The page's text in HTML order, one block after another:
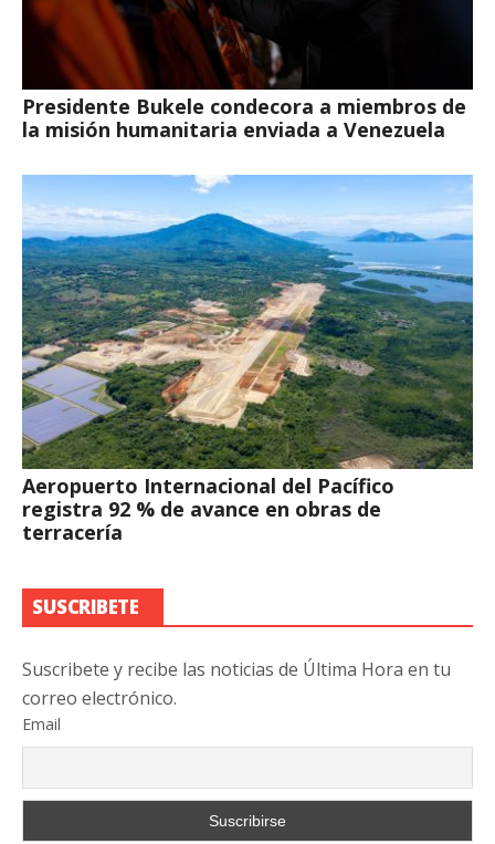
Presidente Bukele condecora a miembros de
la misión humanitaria enviada a Venezuela
Aeropuerto Internacional del Pacífico
registra 92 % de avance en obras de
terracería
SUSCRIBETE
Suscribete y recibe las noticias de Última Hora en tu
correo electrónico.
Email